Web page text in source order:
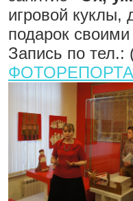
игровой куклы,
подарок
Запись по тел.: